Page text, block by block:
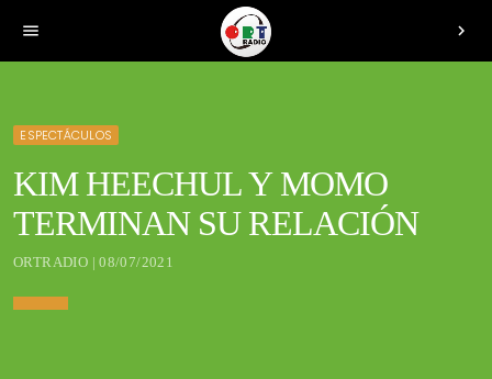
menu chevron_right
ESPECTÁCULOS
KIM HEECHUL Y MOMO
TERMINAN SU RELACIÓN
ORTRADIO | 08/07/2021